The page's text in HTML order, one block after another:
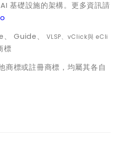
基礎設施的架構。更多資訊請
Guide、VLSP、 vClick與 eCli
標
商標或註冊商標，均屬其各自